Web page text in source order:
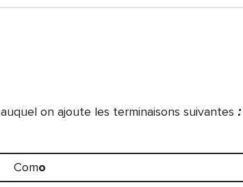
auquel on ajoute les terminaisons suivantes
Como